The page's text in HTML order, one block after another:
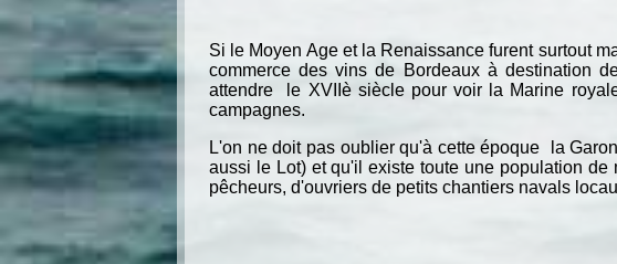
Si le Moyen Age et la Renaissance furent surtout
commerce des vins de Bordeaux à destination
attendre le XVIIè siècle pour voir la Marine
campagnes.
L'on ne doit pas oublier qu'à cette époque la
aussi le Lot) et qu'il existe toute une population de
pêcheurs, d'ouvriers de petits chantiers navals